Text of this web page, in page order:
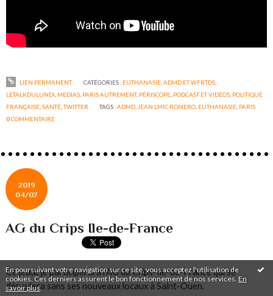
En poursuivant votre navigation sur ce site, vous acceptez l'utilisation de
cookies. Ces derniers assurent le bon fonctionnement de nos services. En
savoir plus.
LIEN PERMANENT CATÉGORIES : EUTHANASIE, ADMD ET WFRTDS,
LETALKDULUNDI MEDIAS PARIS AUTREMENT, PÉRISCOPE PODCAST ET VIDEOS POLITIQUE
FRANÇAISE ,SANTÉ ,TWITTER TAGS :ADMD JEAN LMIC ROMERO EUTHANASIE PARIS
0COMMENTAIRE
2019
04/07
AG du Crips Ile-de-France
Ce jeudi, je participerai à l'AG du Crips-Ile-de-France qui se
déroulera sans ses nouveaux locaux à Saint-Ouen.